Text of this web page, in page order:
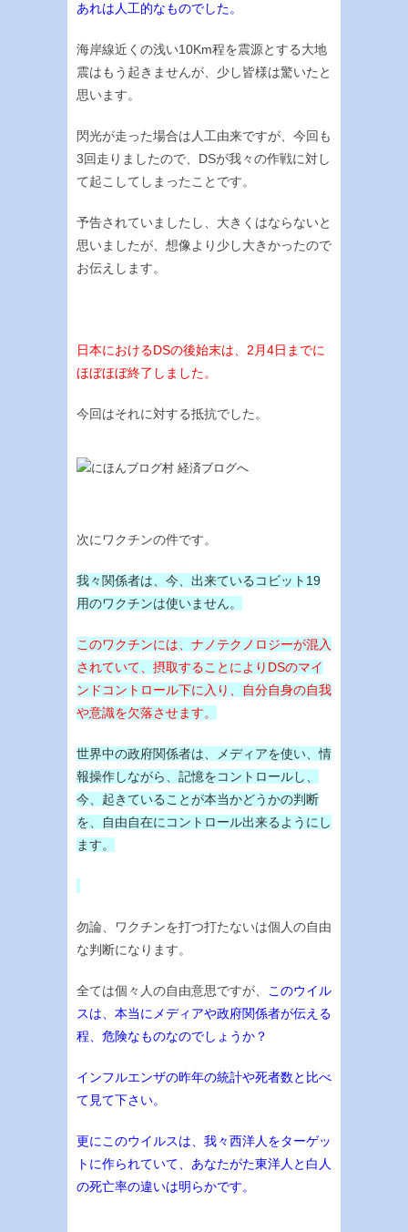
あれは人工的なものでした。
海岸線近くの浅い10Km程を震源とする大地
震はもう起きませんが、少し皆様は驚いたと
思います。
閃光が走った場合は人工由来ですが、今回も
3回走りましたので、DSが我々の作戦に対し
て起こしてしまったことです。
予告されていましたし、大きくはならないと
思いましたが、想像より少し大きかったので
お伝えします。
日本におけるDSの後始末は、2月4日までに
ほぼほぼ終了しました。
今回はそれに対する抵抗でした。
次にワクチンの件です。
我々関係者は、今、出来ているコビット19
用のワクチンは使いません。
このワクチンには、ナノテクノロジーが混入
されていて、摂取することによりDSのマイ
ンドコントロール下に入り、自分自身の自我
や意識を欠落させます。
世界中の政府関係者は、メディアを使い、情
報操作しながら、記憶をコントロールし、
今、起きていることが本当かどうかの判断
を、自由自在にコントロール出来るようにし
ます。
勿論、ワクチンを打つ打たないは個人の自由
な判断になります。
全ては個々人の自由意思ですが、
このウイル
スは、本当にメディアや政府関係者が伝える
程、危険なものなのでしょうか？
インフルエンザの昨年の統計や死者数と比べ
て見て下さい。
更にこのウイルスは、我々西洋人をターゲッ
トに作られていて、あなたがた東洋人と白人
の死亡率の違いは明らかです。